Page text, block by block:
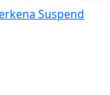
Suspend